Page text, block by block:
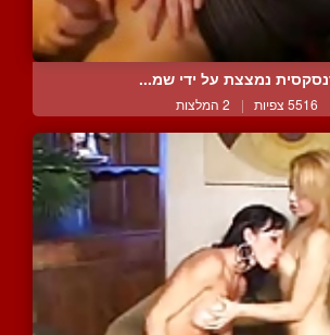
נמצצת על ידי שמ...
5516 צפיות | 2 המלצות